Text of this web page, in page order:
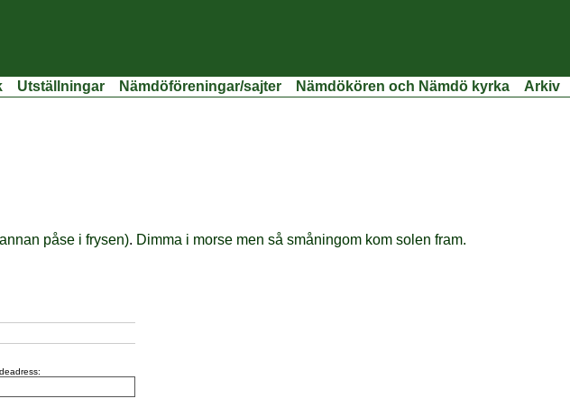
Utställningar Nämdöföreningar/sajter Nämdökören och Nämdö kyrka Arkiv
påse i frysen). Dimma i morse men så småningom kom solen fram.